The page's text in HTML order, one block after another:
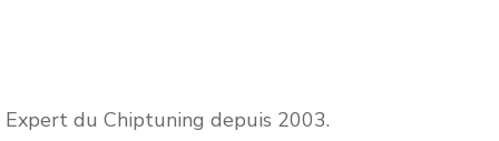
Expert du Chiptuning depuis 2003.